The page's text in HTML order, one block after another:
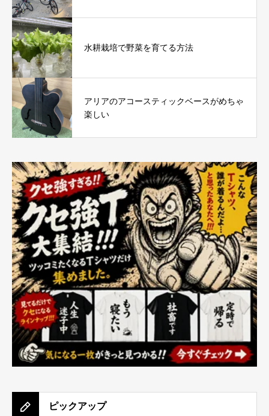
水耕栽培で野菜を育てる方法
アリアのアコースティックベースがめちゃ
楽しい
ピックアップ